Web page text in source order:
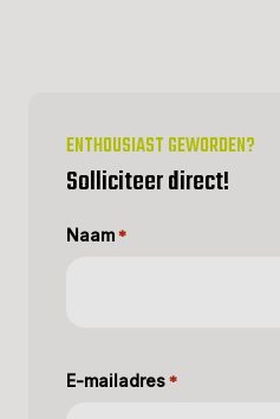
ENTHOUSIAST GEWORDEN?
Solliciteer direct!
Naam *
E-mailadres *